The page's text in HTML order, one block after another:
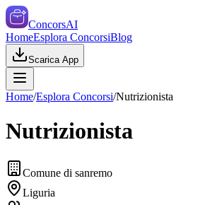
ConcorsAI
HomeEsplora ConcorsiBlog
Scarica App
Home/Esplora Concorsi/Nutrizionista
Nutrizionista
Comune di sanremo
Liguria